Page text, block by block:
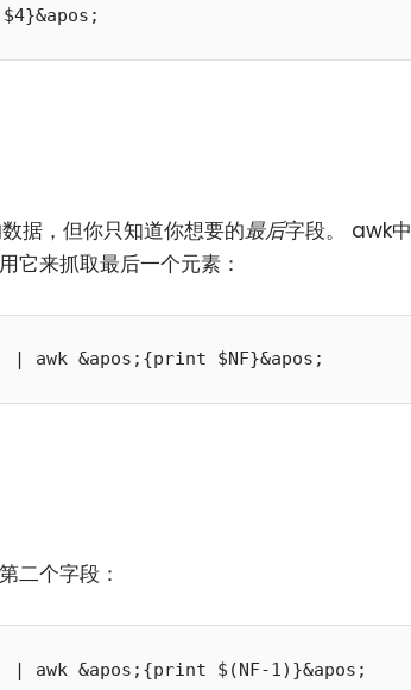
据，但你只知道你想要的最后字段。 awk中
它来抓取最后一个元素：
二个字段：